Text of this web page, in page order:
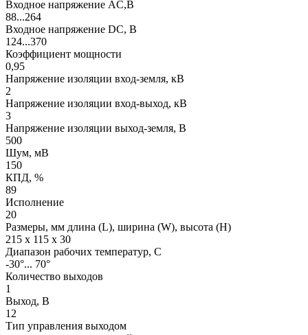
Входное напряжение AC,В
88...264
Входное напряжение DC, В
124...370
Коэффициент мощности
0,95
Напряжение изоляции вход-земля, кВ
2
Напряжение изоляции вход-выход, кВ
3
Напряжение изоляции выход-земля, В
500
Шум, мВ
150
КПД, %
89
Исполнение
20
Размеры, мм длина (L), ширина (W), высота (H)
215 x 115 x 30
Диапазон рабочих температур, C
-30°... 70°
Количество выходов
1
Выход, В
12
Тип управления выходом